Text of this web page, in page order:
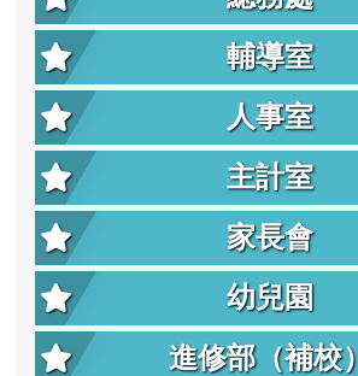
輔導室
人事室
主計室
家長會
幼兒園
進修部（補校）